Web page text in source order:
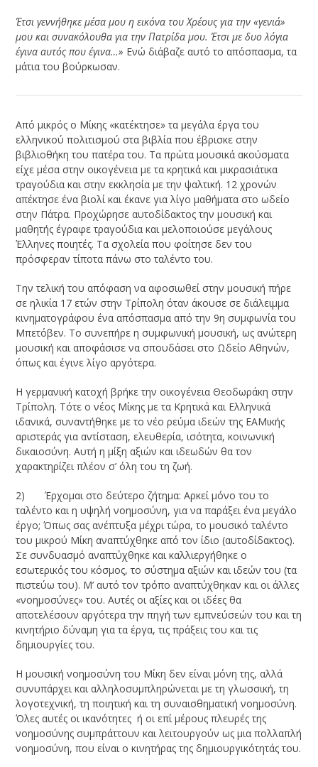
Έτσι γεννήθηκε μέσα μου η εικόνα του Χρέους για την «γενιά»
μου και συνακόλουθα για την Πατρίδα μου. Έτσι με δυο λόγια
έγινα αυτός που έγινα…» Ενώ διάβαζε αυτό το απόσπασμα, τα
μάτια του βούρκωσαν.
Από μικρός ο Μίκης «κατέκτησε» τα μεγάλα έργα του
ελληνικού πολιτισμού στα βιβλία που έβρισκε στην
βιβλιοθήκη του πατέρα του. Τα πρώτα μουσικά ακούσματα
είχε μέσα στην οικογένεια με τα κρητικά και μικρασιάτικα
τραγούδια και στην εκκλησία με την ψαλτική. 12 χρονών
απέκτησε ένα βιολί και έκανε για λίγο μαθήματα στο ωδείο
στην Πάτρα. Προχώρησε αυτοδίδακτος την μουσική και
μαθητής έγραφε τραγούδια και μελοποιούσε μεγάλους
Έλληνες ποιητές. Τα σχολεία που φοίτησε δεν του
πρόσφεραν τίποτα πάνω στο ταλέντο του.
Την τελική του απόφαση να αφοσιωθεί στην μουσική πήρε
σε ηλικία 17 ετών στην Τρίπολη όταν άκουσε σε διάλειμμα
κινηματογράφου ένα απόσπασμα από την 9η συμφωνία του
Μπετόβεν. Το συνεπήρε η συμφωνική μουσική, ως ανώτερη
μουσική και αποφάσισε να σπουδάσει στο Ωδείο Αθηνών,
όπως και έγινε λίγο αργότερα.
Η γερμανική κατοχή βρήκε την οικογένεια Θεοδωράκη στην
Τρίπολη. Τότε ο νέος Μίκης με τα Κρητικά και Ελληνικά
ιδανικά, συναντήθηκε με το νέο ρεύμα ιδεών της ΕΑΜικής
αριστεράς για αντίσταση, ελευθερία, ισότητα, κοινωνική
δικαιοσύνη. Αυτή η μίξη αξιών και ιδεωδών θα τον
χαρακτηρίζει πλέον σ’ όλη του τη ζωή.
2) Έρχομαι στο δεύτερο ζήτημα: Αρκεί μόνο του το
ταλέντο και η υψηλή νοημοσύνη, για να παράξει ένα μεγάλο
έργο; Όπως σας ανέπτυξα μέχρι τώρα, το μουσικό ταλέντο
του μικρού Μίκη αναπτύχθηκε από τον ίδιο (αυτοδίδακτος).
Σε συνδυασμό αναπτύχθηκε και καλλιεργήθηκε ο
εσωτερικός του κόσμος, το σύστημα αξιών και ιδεών του (τα
πιστεύω του). Μ’ αυτό τον τρόπο αναπτύχθηκαν και οι άλλες
«νοημοσύνες» του. Αυτές οι αξίες και οι ιδέες θα
αποτελέσουν αργότερα την πηγή των εμπνεύσεών του και τη
κινητήριο δύναμη για τα έργα, τις πράξεις του και τις
δημιουργίες του.
Η μουσική νοημοσύνη του Μίκη δεν είναι μόνη της, αλλά
συνυπάρχει και αλληλοσυμπληρώνεται με τη γλωσσική, τη
λογοτεχνική, τη ποιητική και τη συναισθηματική νοημοσύνη.
Όλες αυτές οι ικανότητες ή οι επί μέρους πλευρές της
νοημοσύνης συμπράττουν και λειτουργούν ως μια πολλαπλή
νοημοσύνη, που είναι ο κινητήρας της δημιουργικότητάς του.